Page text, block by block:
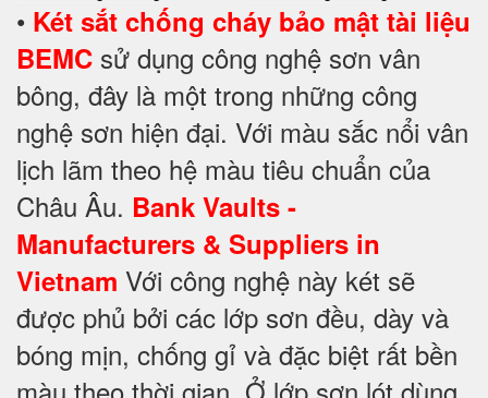
• Két sắt chống cháy bảo mật tài liệu
BEMC sử dụng công nghệ sơn vân
bông, đây là một trong những công
nghệ sơn hiện đại. Với màu sắc nổi vân
lịch lãm theo hệ màu tiêu chuẩn của
Châu Âu. Bank Vaults -
Manufacturers & Suppliers in
Vietnam Với công nghệ này két sẽ
được phủ bởi các lớp sơn đều, dày và
bóng mịn, chống gỉ và đặc biệt rất bền